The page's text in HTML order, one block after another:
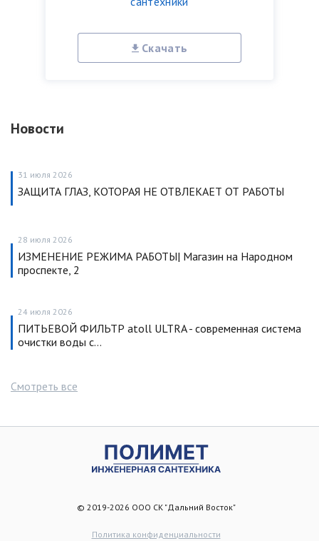
Скачать
Новости
31 июля 2026
ЗАЩИТА ГЛАЗ, КОТОРАЯ НЕ ОТВЛЕКАЕТ ОТ РАБОТЫ
28 июля 2026
ИЗМЕНЕНИЕ РЕЖИМА РАБОТЫ| Магазин на Народном
проспекте, 2
24 июля 2026
ПИТЬЕВОЙ ФИЛЬТР atoll ULTRA - современная система
очистки воды с…
Смотреть все
© 2019-2026 ООО СК "Дальний Восток"
Политика конфиденциальности